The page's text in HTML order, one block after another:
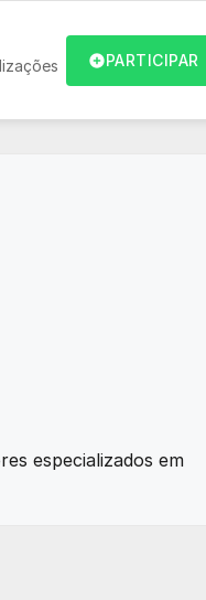
PARTICIPAR
especializados em